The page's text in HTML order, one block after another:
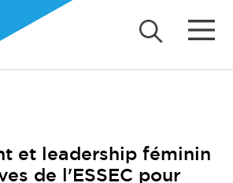
et leadership féminin
de l'ESSEC pour